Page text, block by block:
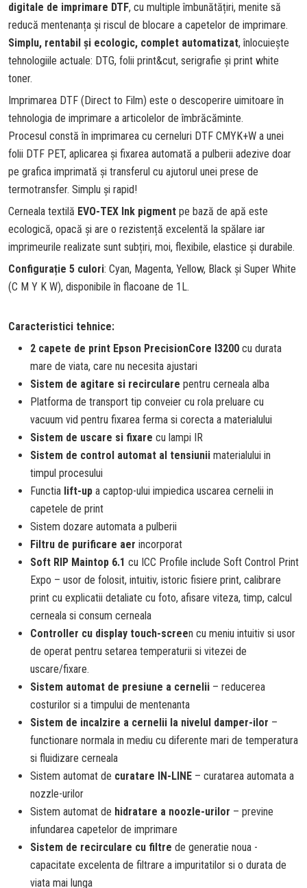
digitale de imprimare DTF, cu multiple îmbunătățiri, menite să
reducă mentenanța și riscul de blocare a capetelor de imprimare.
Simplu, rentabil și ecologic, complet automatizat, înlocuiește
tehnologiile actuale: DTG, folii print&cut, serigrafie și print white
toner.
Imprimarea DTF (Direct to Film) este o descoperire uimitoare în
tehnologia de imprimare a articolelor de îmbrăcăminte.
Procesul constă în imprimarea cu cerneluri DTF CMYK+W a unei
folii DTF PET, aplicarea și fixarea automată a pulberii adezive doar
pe grafica imprimată și transferul cu ajutorul unei prese de
termotransfer. Simplu și rapid!
Cerneala textilă EVO-TEX Ink pigment pe bază de apă este
ecologică, opacă și are o rezistență excelentă la spălare iar
imprimeurile realizate sunt subțiri, moi, flexibile, elastice și durabile.
Configurație 5 culori: Cyan, Magenta, Yellow, Black și Super White
(C M Y K W), disponibile în flacoane de 1L.
Caracteristici tehnice:
2 capete de print Epson PrecisionCore I3200 cu durata
mare de viata, care nu necesita ajustari
Sistem de agitare si recirculare pentru cerneala alba
Platforma de transport tip conveier cu rola preluare cu
vacuum vid pentru fixarea ferma si corecta a materialului
Sistem de uscare si fixare cu lampi IR
Sistem de control automat al tensiunii materialului in
timpul procesului
Functia lift-up a captop-ului impiedica uscarea cernelii in
capetele de print
Sistem dozare automata a pulberii
Filtru de purificare aer incorporat
Soft RIP Maintop 6.1 cu ICC Profile include Soft Control Print
Expo – usor de folosit, intuitiv, istoric fisiere print, calibrare
print cu explicatii detaliate cu foto, afisare viteza, timp, calcul
cerneala si consum cerneala
Controller cu display touch-screen cu meniu intuitiv si usor
de operat pentru setarea temperaturii si vitezei de
uscare/fixare.
Sistem automat de presiune a cernelii – reducerea
costurilor si a timpului de mentenanta
Sistem de incalzire a cernelii la nivelul damper-ilor –
functionare normala in mediu cu diferente mari de temperatura
si fluidizare cerneala
Sistem automat de curatare IN-LINE – curatarea automata a
nozzle-urilor
Sistem automat de hidratare a noozle-urilor – previne
infundarea capetelor de imprimare
Sistem de recirculare cu filtre de generatie noua -
capacitate excelenta de filtrare a impuritatilor si o durata de
viata mai lunga